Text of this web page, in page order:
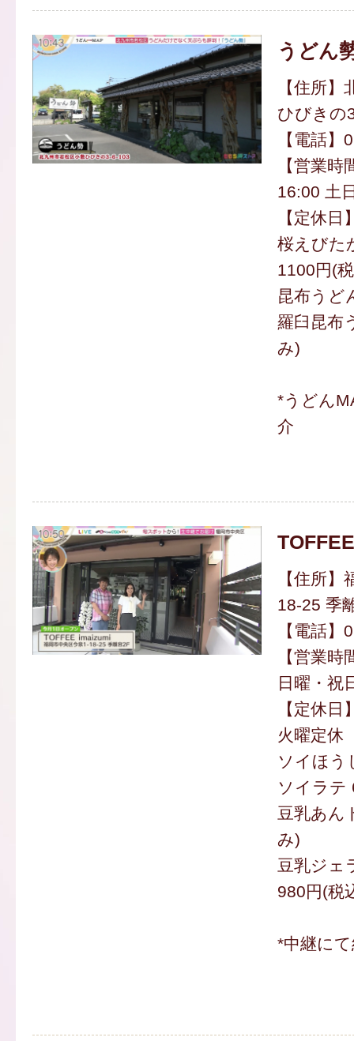
うどん
【住所
ひびきの
【電話
【営業
16:00 土
【定休日
桜えびた
1100円(
昆布うど
羅臼昆布
み)
*うどん
介
【住所
18-25 季
【電話
【営業
日曜・祝
【定休
火曜定休
ソイほう
ソイラテ
豆乳あん
み)
豆乳ジェ
980円(税
*中継に